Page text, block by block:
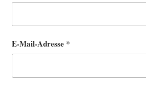
E-Mail-Adresse *